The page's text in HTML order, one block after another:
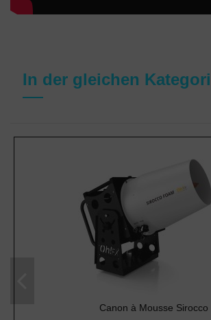
In der gleichen
Canon à Mousse Sirocco